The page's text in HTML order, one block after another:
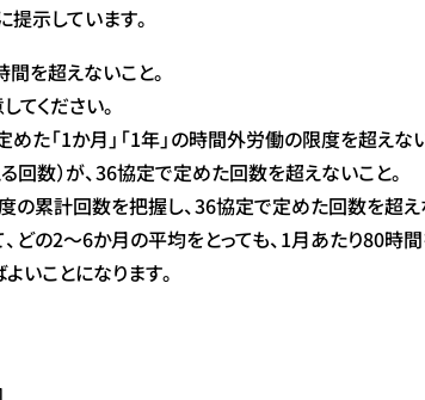
示しています。
間を超えないこと。
ください。
た「1か月」「1年」の時間外労働の限度を超え
数）が、36協定で定めた回数を超えないこと。
累計回数を把握し、36協定で定めた回数を超
の2～6か月の平均をとっても、1月あたり80
ことになります。